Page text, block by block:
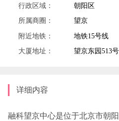
行政区域：
朝阳区
所属商圈：
望京
附近地铁：
地铁15号线
大厦地址：
望京东园513号
详细内容
融科望京中心是位于北京市朝